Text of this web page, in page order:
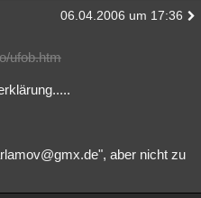
06.04.2006 um 17:36
ufob.htm
aber nicht zu